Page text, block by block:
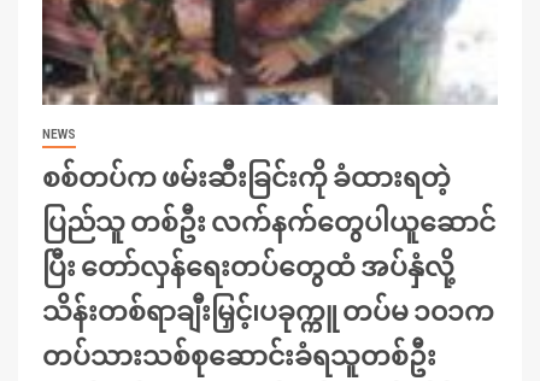
NEWS
စစ်တပ်က ဖမ်းဆီးခြင်းကို ခံထားရတဲ့
ပြည်သူ တစ်ဦး လက်နက်တွေပါယူဆောင်
ပြီး တော်လှန်ရေးတပ်တွေထံ အပ်နှံလို့
သိန်းတစ်ရာချီးမြှင့်၊ပခုက္ကူ တပ်မ ၁၀၁က
တပ်သားသစ်စုဆောင်းခံရသူတစ်ဦး